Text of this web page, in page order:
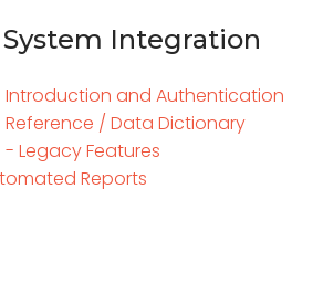
System Integration
Introduction and Authentication
Reference / Data Dictionary
- Legacy Features
Reports